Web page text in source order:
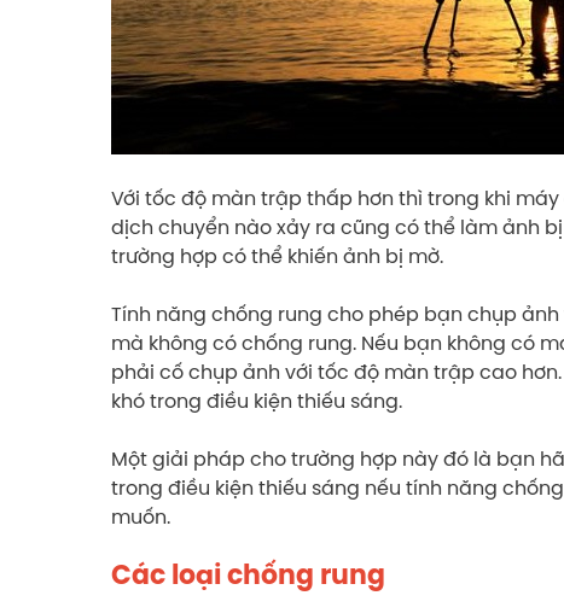
Với tốc độ màn trập thấp hơn thì trong khi
dịch chuyển nào xảy ra cũng có thể làm ảnh
trường hợp có thể khiến ảnh bị mờ.
Tính năng chống rung cho phép bạn chụp
mà không có chống rung. Nếu bạn không có
phải cố chụp ảnh với tốc độ màn trập cao
khó trong điều kiện thiếu sáng.
Một giải pháp cho trường hợp này đó là bạn
trong điều kiện thiếu sáng nếu tính năng
muốn.
Các loại chống rung